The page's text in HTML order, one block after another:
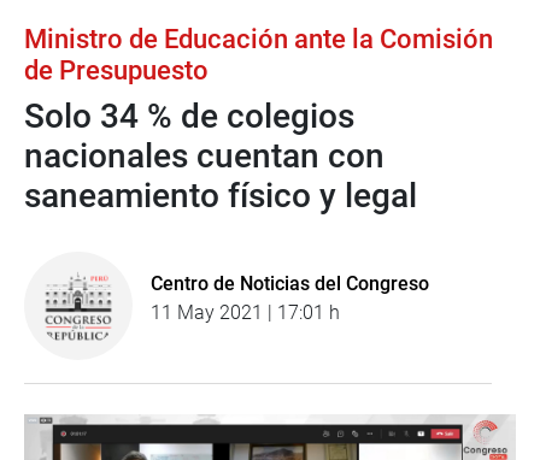
Ministro de Educación ante la Comisión
de Presupuesto
Solo 34 % de colegios
nacionales cuentan con
saneamiento físico y legal
Centro de Noticias del Congreso
11 May 2021 | 17:01 h